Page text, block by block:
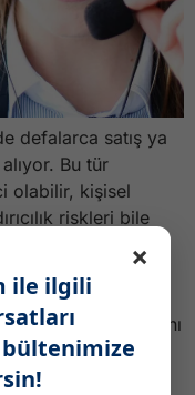
defalarca satış ya
Bu tür
olabilir, kişisel
riskleri bile
Fransa’da
resmi bir
istenmeyen
korunmasını
×
ile ilgili